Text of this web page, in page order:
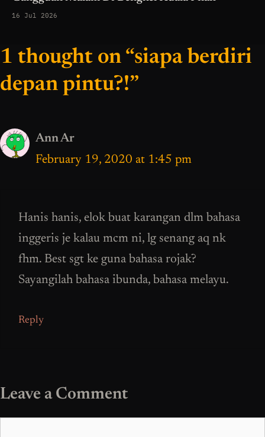
16 Jul 2026
1 thought on “siapa berdiri
depan pintu?!”
Ann Ar
February 19, 2020 at 1:45 pm
Hanis hanis, elok buat karangan dlm bahasa
inggeris je kalau mcm ni, lg senang aq nk
fhm. Best sgt ke guna bahasa rojak?
Sayangilah bahasa ibunda, bahasa melayu.
Reply
Leave a Comment